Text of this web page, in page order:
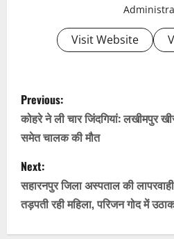
Visit Website
P
o
s
t
n
Previous:
कोहरे ने ली चार जिंदगियां: लखीमपुर
समेत चालक की मौत
Next:
सहारनपुर जिला अस्पताल की
तड़पती रही महिला, परिजन गोद में